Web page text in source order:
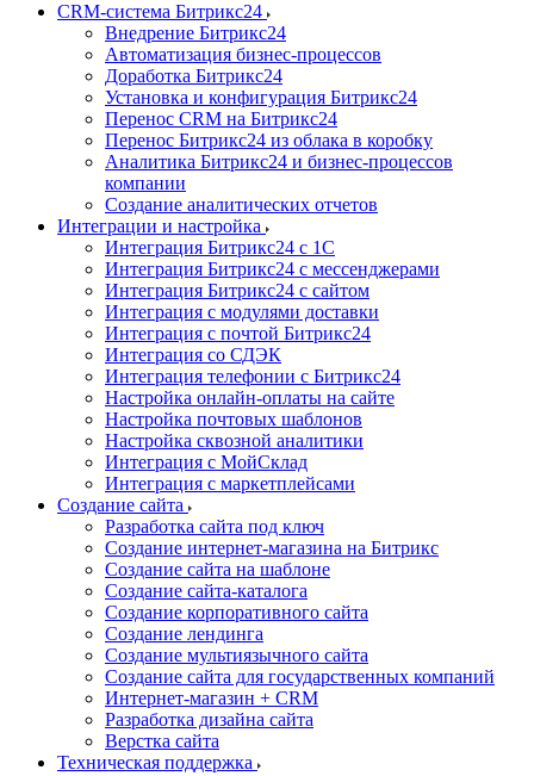
CRM-система Битрикс24
Внедрение Битрикс24
Автоматизация бизнес-процессов
Доработка Битрикс24
Установка и конфигурация Битрикс24
Перенос CRM на Битрикс24
Перенос Битрикс24 из облака в коробку
Аналитика Битрикс24 и бизнес-процессов
компании
Создание аналитических отчетов
Интеграции и настройка
Интеграция Битрикс24 с 1С
Интеграция Битрикс24 с мессенджерами
Интеграция Битрикс24 с сайтом
Интеграция с модулями доставки
Интеграция с почтой Битрикс24
Интеграция со СДЭК
Интеграция телефонии с Битрикс24
Настройка онлайн-оплаты на сайте
Настройка почтовых шаблонов
Настройка сквозной аналитики
Интеграция с МойСклад
Интеграция с маркетплейсами
Создание сайта
Разработка сайта под ключ
Создание интернет-магазина на Битрикс
Создание сайта на шаблоне
Создание сайта-каталога
Создание корпоративного сайта
Создание лендинга
Создание мультиязычного сайта
Создание сайта для государственных компаний
Интернет-магазин + CRM
Разработка дизайна сайта
Верстка сайта
Техническая поддержка